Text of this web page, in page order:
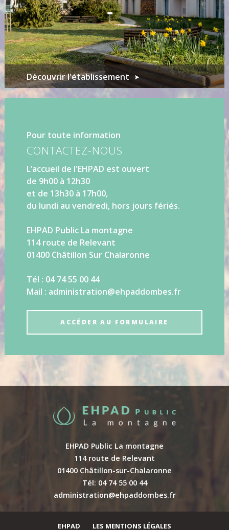
Découvrir l'établissement
Pour toute information
CONTACTEZ-NOUS
L’accueil de l'EHPAD est ouvert
de 9h00 à 12h30
et de 13h30 à 17h00,
du lundi au vendredi, hors jours fériés.
EHPAD Public La montagne
114 route de Relevant
01400 Châtillon Sur Chalaronne
Tél : 04 74 55 00 44
Mail : administration@ehpaddombes.fr
ACCÉDER AU FORMULAIRE
EHPAD Public La montagne
114 route de Relevant
01400 Châtillon-sur-Chalaronne
Tél: 04 74 55 00 44
administration@ehpaddombes.fr
EHPAD LES MENTIONS LÉGALES